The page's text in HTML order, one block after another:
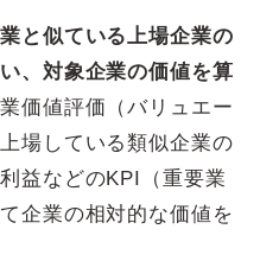
と似ている上場企業の
、対象企業の価値を算
価値評価（バリュエー
場している類似企業の
益などのKPI（重要業
企業の相対的な価値を